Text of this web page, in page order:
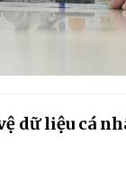
dữ liệu cá